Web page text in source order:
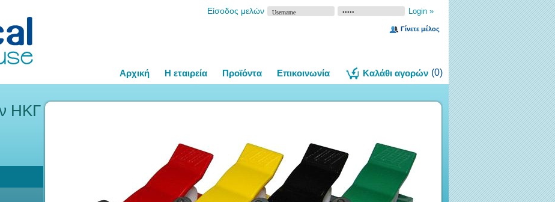
Είσοδος μελών
Γίνετε μέλος
Αρχική Η εταιρεία Προϊόντα Επικοινωνία Καλάθι αγορών (0)
ΗΚΓ